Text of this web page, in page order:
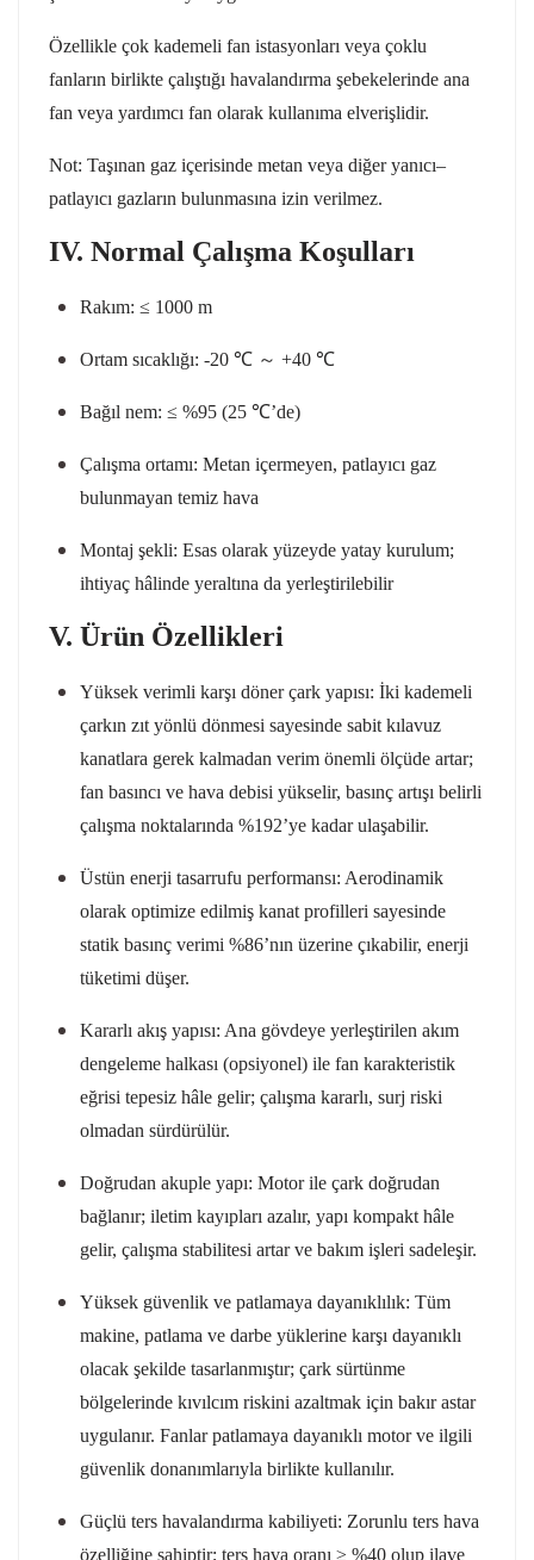
Özellikle çok kademeli fan istasyonları veya çoklu
fanların birlikte çalıştığı havalandırma şebekelerinde ana
fan veya yardımcı fan olarak kullanıma elverişlidir.
Not: Taşınan gaz içerisinde metan veya diğer yanıcı–
patlayıcı gazların bulunmasına izin verilmez.
IV. Normal Çalışma Koşulları
Rakım: ≤ 1000 m
Ortam sıcaklığı: -20 ℃ ～ +40 ℃
Bağıl nem: ≤ %95 (25 ℃’de)
Çalışma ortamı: Metan içermeyen, patlayıcı gaz
bulunmayan temiz hava
Montaj şekli: Esas olarak yüzeyde yatay kurulum;
ihtiyaç hâlinde yeraltına da yerleştirilebilir
V. Ürün Özellikleri
Yüksek verimli karşı döner çark yapısı: İki kademeli
çarkın zıt yönlü dönmesi sayesinde sabit kılavuz
kanatlara gerek kalmadan verim önemli ölçüde artar;
fan basıncı ve hava debisi yükselir, basınç artışı belirli
çalışma noktalarında %192’ye kadar ulaşabilir.
Üstün enerji tasarrufu performansı: Aerodinamik
olarak optimize edilmiş kanat profilleri sayesinde
statik basınç verimi %86’nın üzerine çıkabilir, enerji
tüketimi düşer.
Kararlı akış yapısı: Ana gövdeye yerleştirilen akım
dengeleme halkası (opsiyonel) ile fan karakteristik
eğrisi tepesiz hâle gelir; çalışma kararlı, surj riski
olmadan sürdürülür.
Doğrudan akuple yapı: Motor ile çark doğrudan
bağlanır; iletim kayıpları azalır, yapı kompakt hâle
gelir, çalışma stabilitesi artar ve bakım işleri sadeleşir.
Yüksek güvenlik ve patlamaya dayanıklılık: Tüm
makine, patlama ve darbe yüklerine karşı dayanıklı
olacak şekilde tasarlanmıştır; çark sürtünme
bölgelerinde kıvılcım riskini azaltmak için bakır astar
uygulanır. Fanlar patlamaya dayanıklı motor ve ilgili
güvenlik donanımlarıyla birlikte kullanılır.
Güçlü ters havalandırma kabiliyeti: Zorunlu ters hava
özelliğine sahiptir; ters hava oranı ≥ %40 olup ilave